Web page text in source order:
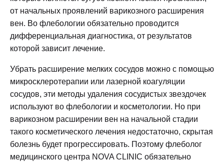
обезболивание), в момент введения препарата
возможно ощущение распирания. Процесс
инволюции («рассасывания») вены длится
месяцами, для ускорения процесса и
закрепления результата необходима достаточно
длительная компрессия. После процедуры
появляются синяки, уплотнения, пигментация,
внешний вид ног временно ухудшается, но
впоследствии не остается никаких следов
вмешательства (рубцов, шрамов),
нормализуется функционирование вен.
Склеротерапия не подходит для удаления вен
диаметром более 10 мм и глубоких вен.
Изделия 2-3 класса можно носить строго по
назначению флеболога, на поздних стадиях, при
развитии осложнений, а также после сосудистой
хирургии. Мерки для подбора размера
от начальных проявлений варикозного расширения
вен. Во флебологии обязательно проводится
дифференциальная диагностика, от результатов
которой зависит лечение.
Убрать расширение мелких сосудов можно с помощью
микросклеротерапии или лазерной коагуляции
сосудов, эти методы удаления сосудистых звездочек
используют во флебологии и косметологии. Но при
варикозном расширении вен на начальной стадии
такого косметического лечения недостаточно, скрытая
болезнь будет прогрессировать. Поэтому флеболог
медицинского центра NOVA CLINIC обязательно